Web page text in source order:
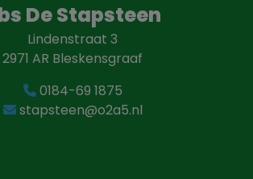
De Stapsteen
Lindenstraat 3
2971 AR Bleskensgraaf
0184-69 1875
stapsteen@o2a5.nl